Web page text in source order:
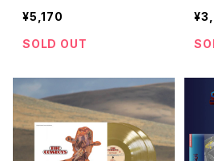
Motion Picture) (2LP) /
ベイビー・ドライバー
¥5,170
SOLD OUT